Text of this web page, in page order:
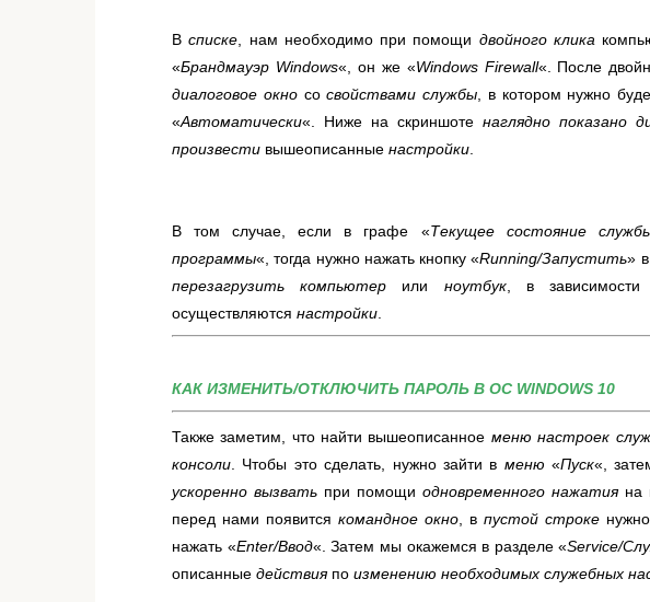
Всписке , нам необходимо при помощи двойного клика
«Брандмауэр Windows«, он же «Windows Firewall«. После
диалоговое окнососвойствами службы , в котором нужно
«Автоматически«. Ниже на скриншоте наглядно показано
произвести вышеописанные настройки
В том случае, если в графе «Текущее состояние
программы«, тогда нужно нажать кнопку «Running/Запустить»
перезагрузить компьютер или ноутбук, в зависимости
осуществляются настройки
КАК ИЗМЕНИТЬ/ОТКЛЮЧИТЬ ПАРОЛЬ В ОС WINDOWS 10
Также заметим, что найти вышеописанное меню настроек
консоли . Чтобы это сделать, нужно зайти в меню«Пуск«,
ускоренно вызвать при помощи одновременного нажатия на
перед нами появится командное окно , в пустой строке
нажать «Enter/Ввод«. Затем мы окажемся в разделе «Service/
описанные действия по изменению необходимых служебных